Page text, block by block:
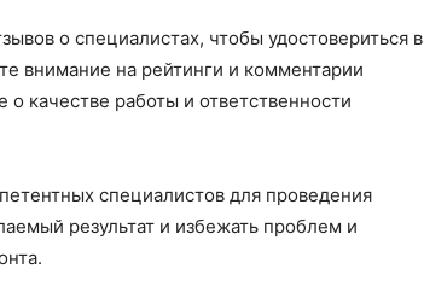
о специалистах, чтобы удостовериться в
внимание на рейтинги и комментарии
качестве работы и ответственности
специалистов для проведения
результат и избежать проблем и